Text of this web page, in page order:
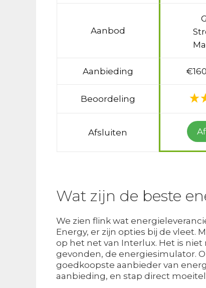
Aanbod
Aanbieding
Beoordeling
Afsluiten
Wat zijn de beste
We zien flink wat
Energy, er zijn opties bij de vleet.
op het net van Interlux. Het is
gevonden, de energiesimulator.
goedkoopste aanbieder van
aanbieding, en stap direct